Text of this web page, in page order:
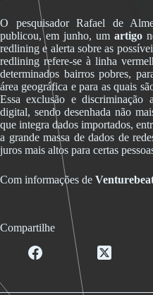
O pesquisador Rafael de
publicou, em junho, umartigo
redlining e alerta sobre as
redlining refere-se à linha
determinados bairros pobres,
área geográfica e para as quais
Essa exclusão e
digital, sendo desenhada não
que integra dados importados,
a grande massa de dados de
juros mais altos para certas
Com informações de
Compartilhe